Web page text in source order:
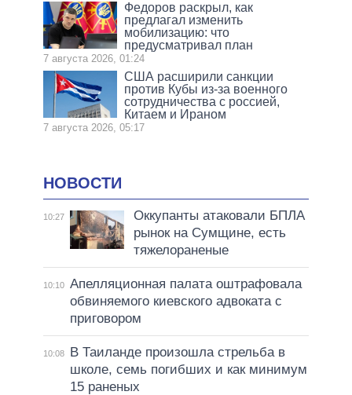
Федоров раскрыл, как
предлагал изменить
мобилизацию: что
предусматривал план
7 августа 2026, 01:24
США расширили санкции
против Кубы из-за военного
сотрудничества с россией,
Китаем и Ираном
7 августа 2026, 05:17
НОВОСТИ
10:27
Оккупанты атаковали БПЛА
рынок на Сумщине, есть
тяжелораненые
10:10 Апелляционная палата оштрафовала
обвиняемого киевского адвоката с
приговором
10:08
В Таиланде произошла стрельба в
школе, семь погибших и как минимум
15 раненых